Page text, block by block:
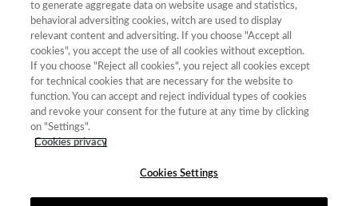
Renovación (2024) 30/12/2022 634 627
Renovación (2022) 30/12/2020 518 514
Renovación (2020) 11/09/2018 396 382
Renovación (2016) 23/12/2015 99 61
Renovación (2015) 31/01/2015 31 28
Renovación (2013)
to generate aggregate data on website usage and statistics,
behavioral adversiting cookies, witch are used to display
relevant content and adversiting. If you choose "Accept all
cookies", you accept the use of all cookies without exception.
If you choose "Reject all cookies", you reject all cookies except
for technical cookies that are necessary for the website to
function. You can accept and reject individual types of cookies
and revoke your consent for the future at any time by clicking
on "Settings".
Cookies privacy
Cookies Settings